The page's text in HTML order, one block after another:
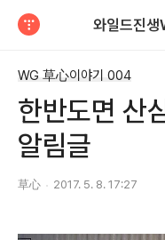
WG 草心이야기 004
한반도면 산
알림글
草心 2017. 5. 8. 17:27